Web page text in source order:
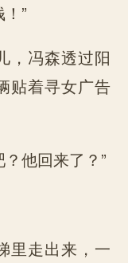
”
，冯森透过阳
贴着寻女广告
他回来了？”
里走出来，一